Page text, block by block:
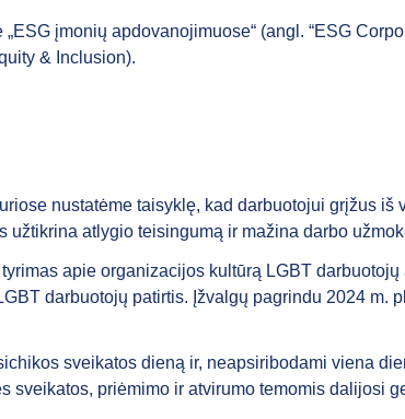
įmonių apdovanojimuose“ (angl. “ESG
& Inclusion).
nustatėme taisyklę, kad darbuotojui grįžus
užtikrina atlygio teisingumą ir mažina darbo
apie organizacijos kultūrą LGBT
darbuotojų patirtis. Įžvalgų pagrindu 2024
sveikatos dieną ir, neapsiribodami viena
sveikatos, priėmimo ir atvirumo temomis dalijosi